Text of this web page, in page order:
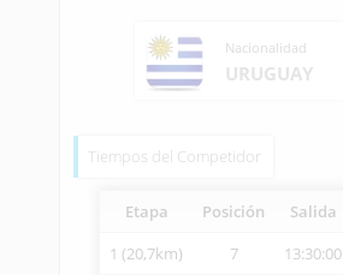
Nacionalidad
URUGUAY
Tiempos del Competidor
Etapa Posición Salida
1 (20,7km)
7 13:30:00